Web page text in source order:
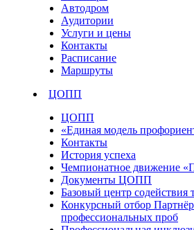
Автодром
Аудитории
Услуги и цены
Контакты
Расписание
Маршруты
ЦОПП
ЦОПП
«Единая модель
Контакты
История успеха
Чемпионатное движение
Документы ЦОПП
Базовый центр содействия
Конкурсный отбор
профессиональных проб